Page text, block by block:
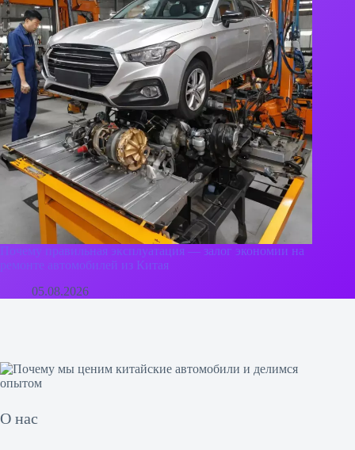
Почему правильная эксплуатация — залог экономии на
ремонте автомобилей из Китая
05.08.2026
О нас